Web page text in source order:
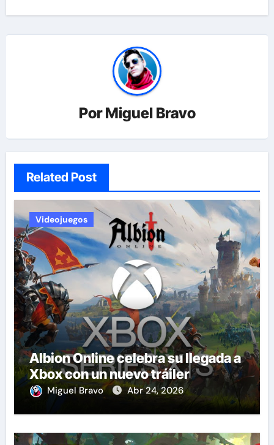
PorMiguel Bravo
Related Post
Videojuegos
Albion Online celebra su llegada a
Xbox con un nuevo tráiler
Miguel Bravo Abr 24, 2026